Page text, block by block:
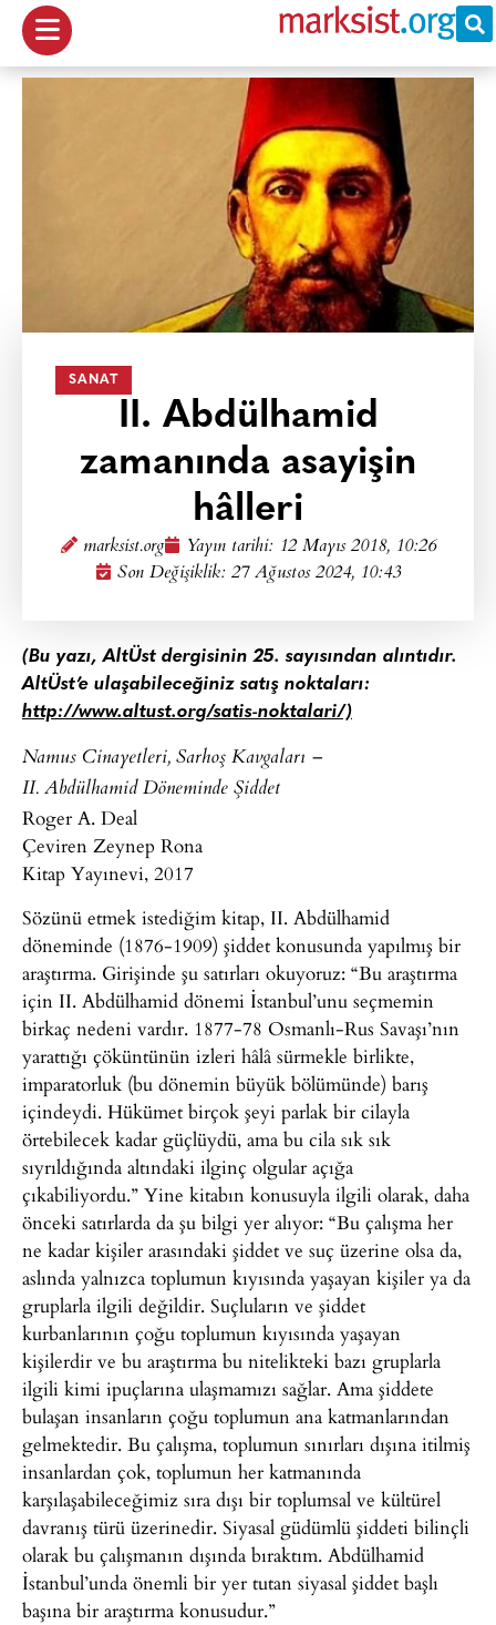
SANAT
II. Abdülhamid
zamanında asayişin
hâlleri
marksist.org Yayın tarihi: 12 Mayıs 2018, 10:26
Son Değişiklik: 27 Ağustos 2024, 10:43
(Bu yazı, AltÜst dergisinin 25. sayısından alıntıdır.
AltÜst’e ulaşabileceğiniz satış noktaları:
http://www.altust.org/satis-noktalari/)
Namus Cinayetleri, Sarhoş Kavgaları –
II. Abdülhamid Döneminde Şiddet
Roger A. Deal
Çeviren Zeynep Rona
Kitap Yayınevi, 2017
Sözünü etmek istediğim kitap, II. Abdülhamid
döneminde (1876-1909) şiddet konusunda yapılmış bir
araştırma. Girişinde şu satırları okuyoruz: “Bu araştırma
için II. Abdülhamid dönemi İstanbul’unu seçmemin
birkaç nedeni vardır. 1877-78 Osmanlı-Rus Savaşı’nın
yarattığı çöküntünün izleri hâlâ sürmekle birlikte,
imparatorluk (bu dönemin büyük bölümünde) barış
içindeydi. Hükümet birçok şeyi parlak bir cilayla
örtebilecek kadar güçlüydü, ama bu cila sık sık
sıyrıldığında altındaki ilginç olgular açığa
çıkabiliyordu.” Yine kitabın konusuyla ilgili olarak, daha
önceki satırlarda da şu bilgi yer alıyor: “Bu çalışma her
ne kadar kişiler arasındaki şiddet ve suç üzerine olsa da,
aslında yalnızca toplumun kıyısında yaşayan kişiler ya da
gruplarla ilgili değildir. Suçluların ve şiddet
kurbanlarının çoğu toplumun kıyısında yaşayan
kişilerdir ve bu araştırma bu nitelikteki bazı gruplarla
ilgili kimi ipuçlarına ulaşmamızı sağlar. Ama şiddete
bulaşan insanların çoğu toplumun ana katmanlarından
gelmektedir. Bu çalışma, toplumun sınırları dışına itilmiş
insanlardan çok, toplumun her katmanında
karşılaşabileceğimiz sıra dışı bir toplumsal ve kültürel
davranış türü üzerinedir. Siyasal güdümlü şiddeti bilinçli
olarak bu çalışmanın dışında bıraktım. Abdülhamid
İstanbul’unda önemli bir yer tutan siyasal şiddet başlı
başına bir araştırma konusudur.”